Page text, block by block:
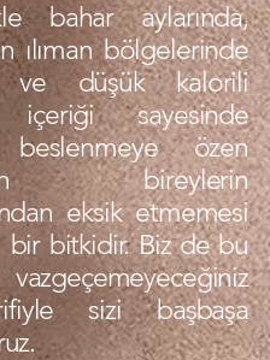
bahar aylarında,
ılıman bölgelerinde
ve düşük kalorili
içeriği sayesinde
beslenmeye özen
bireylerin
eksik etmemesi
bir bitkidir. Biz de bu
sizi başbaşa